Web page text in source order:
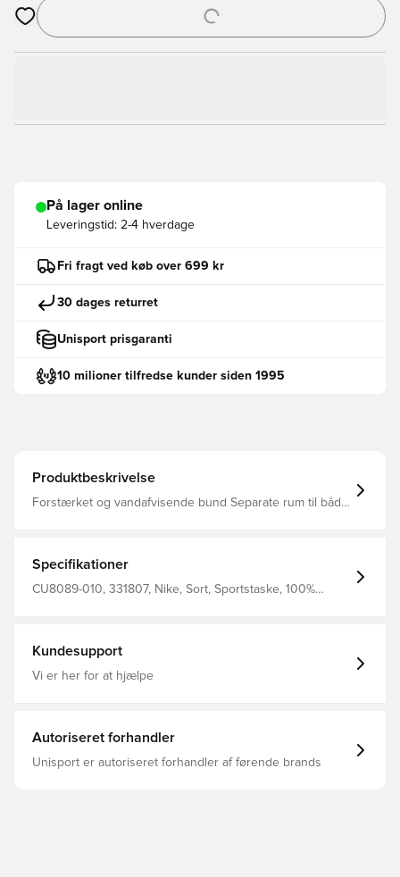
Åbner en Modal til at logge ind eller tilmelde dig som medlem
På lager online
Leveringstid: 2-4 hverdage
Fri fragt ved køb over 699 kr
30 dages returret
Unisport prisgaranti
10 milioner tilfredse kunder siden 1995
Produktbeskrivelse
Forstærket og vandafvisende bund Separate rum til både
Specifikationer
CU8089-010, 331807, Nike, Sort, Sportstaske, 100%
Kundesupport
Vi er her for at hjælpe
Autoriseret forhandler
Unisport er autoriseret forhandler af førende brands